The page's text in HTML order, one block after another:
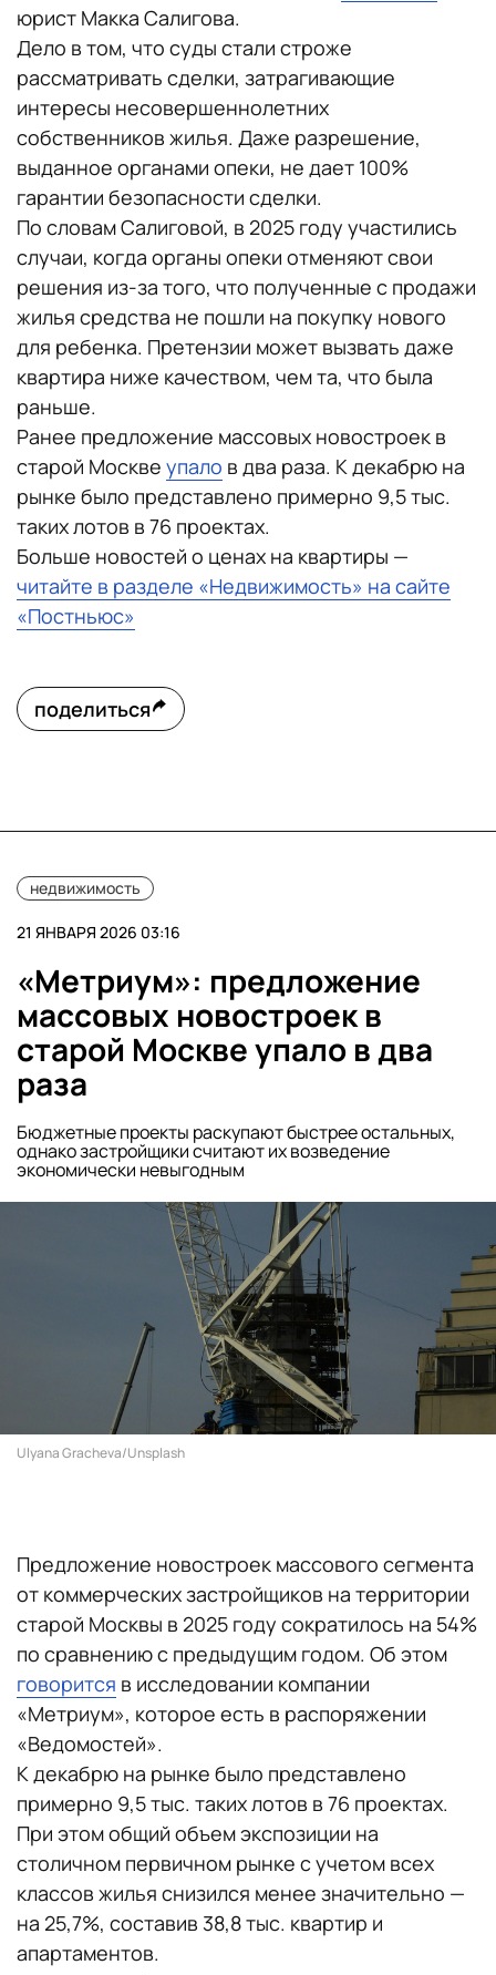
юрист Макка Салигова.
Дело в том, что суды стали строже
рассматривать сделки, затрагивающие
интересы несовершеннолетних
собственников жилья. Даже разрешение,
выданное органами опеки, не дает 100%
гарантии безопасности сделки.
По словам Салиговой, в 2025 году участились
случаи, когда органы опеки отменяют свои
решения из-за того, что полученные с продажи
жилья средства не пошли на покупку нового
для ребенка. Претензии может вызвать даже
квартира ниже качеством, чем та, что была
раньше.
Ранее предложение массовых новостроек в
старой Москве упало в два раза. К декабрю на
рынке было представлено примерно 9,5 тыс.
таких лотов в 76 проектах.
Больше новостей о ценах на квартиры —
читайте в разделе «Недвижимость» на сайте
«Постньюс»
поделиться
недвижимость
21 ЯНВАРЯ 2026 03:16
«Метриум»: предложение
массовых новостроек в
старой Москве упало в два
раза
Бюджетные проекты раскупают быстрее остальных,
однако застройщики считают их возведение
экономически невыгодным
Ulyana Gracheva/Unsplash
Предложение новостроек массового сегмента
от коммерческих застройщиков на территории
старой Москвы в 2025 году сократилось на 54%
по сравнению с предыдущим годом. Об этом
говорится в исследовании компании
«Метриум», которое есть в распоряжении
«Ведомостей».
К декабрю на рынке было представлено
примерно 9,5 тыс. таких лотов в 76 проектах.
При этом общий объем экспозиции на
столичном первичном рынке с учетом всех
классов жилья снизился менее значительно —
на 25,7%, составив 38,8 тыс. квартир и
апартаментов.